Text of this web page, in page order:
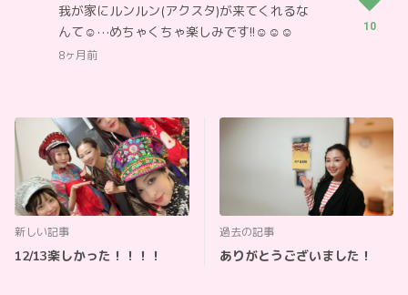
我が家にルンルン(アクスタ)が来てくれるな
んて☺️⋯めちゃくちゃ楽しみです!!☺️☺️☺️
8ヶ月前
10
新しい記事
12/13楽しかった！！！！
過去の記事
ありがとうございました！